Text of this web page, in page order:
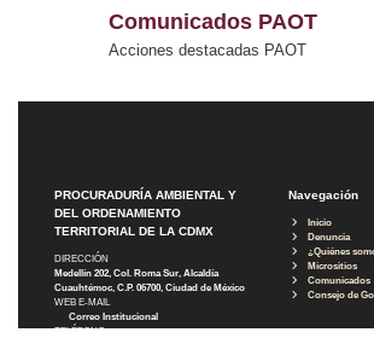
Comunicados PAOT
Acciones destacadas PAOT
PROCURADURÍA AMBIENTAL Y
DEL ORDENAMIENTO
TERRITORIAL DE LA CDMX
DIRECCIÓN
Medellín 202, Col. Roma Sur, Alcaldía
Cuauhtémoc, C.P. 06700, Ciudad de México
WEB E-MAIL
Correo Institucional
TELÉFONO
Navegación
Inicio
Denuncia
¿Quiénes
Micrositios
Comunicados
Consejo de